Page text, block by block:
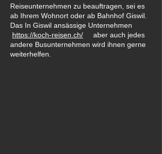
Reiseunternehmen zu beauftragen, sei es
ab Ihrem Wohnort oder ab Bahnhof Giswil.
Das In Giswil ansässige Unternehmen
https://koch-reisen.ch/ aber auch jedes
andere Busunternehmen wird ihnen gerne
weiterhelfen.